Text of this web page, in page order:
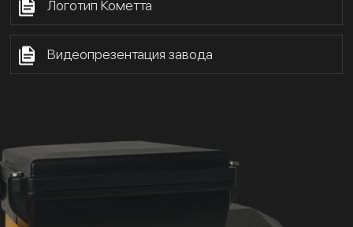
Логотип Кометта
Видеопрезентация завода